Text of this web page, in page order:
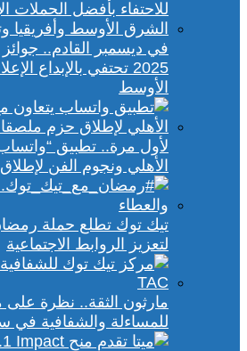
2025 تحتفي بالإبداع
الأوسط
لأول مرة.. تطبيق
الأهلي ونجوم الفن
تيك توك تطلع حملة
لتعزيز الروابط الاجتماعية
مارثون الثقة.. نظرة
للمساءلة والشفافية في